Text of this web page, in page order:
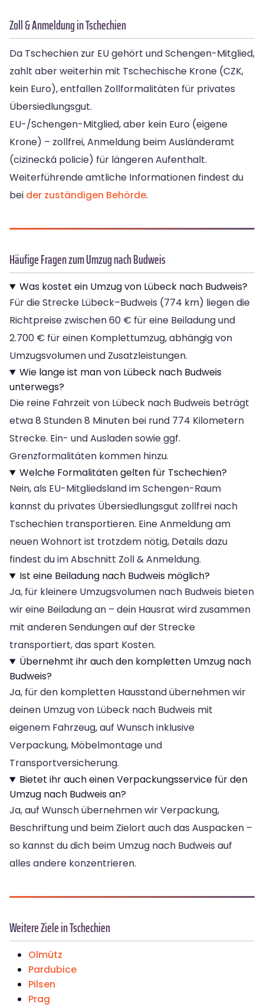
Zoll & Anmeldung in Tschechien
Da Tschechien zur EU gehört und Schengen-Mitglied,
zahlt aber weiterhin mit Tschechische Krone (CZK,
kein Euro), entfallen Zollformalitäten für privates
Übersiedlungsgut.
EU-/Schengen-Mitglied, aber kein Euro (eigene
Krone) – zollfrei, Anmeldung beim Ausländeramt
(cizinecká policie) für längeren Aufenthalt.
Weiterführende amtliche Informationen findest du
bei der zuständigen Behörde.
Häufige Fragen zum Umzug nach Budweis
Was kostet ein Umzug von Lübeck nach Budweis?
Für die Strecke Lübeck–Budweis (774 km) liegen die
Richtpreise zwischen 60 € für eine Beiladung und
2.700 € für einen Komplettumzug, abhängig von
Umzugsvolumen und Zusatzleistungen.
Wie lange ist man von Lübeck nach Budweis
unterwegs?
Die reine Fahrzeit von Lübeck nach Budweis beträgt
etwa 8 Stunden 8 Minuten bei rund 774 Kilometern
Strecke. Ein- und Ausladen sowie ggf.
Grenzformalitäten kommen hinzu.
Welche Formalitäten gelten für Tschechien?
Nein, als EU-Mitgliedsland im Schengen-Raum
kannst du privates Übersiedlungsgut zollfrei nach
Tschechien transportieren. Eine Anmeldung am
neuen Wohnort ist trotzdem nötig, Details dazu
findest du im Abschnitt Zoll & Anmeldung.
Ist eine Beiladung nach Budweis möglich?
Ja, für kleinere Umzugsvolumen nach Budweis bieten
wir eine Beiladung an – dein Hausrat wird zusammen
mit anderen Sendungen auf der Strecke
transportiert, das spart Kosten.
Übernehmt ihr auch den kompletten Umzug nach
Budweis?
Ja, für den kompletten Hausstand übernehmen wir
deinen Umzug von Lübeck nach Budweis mit
eigenem Fahrzeug, auf Wunsch inklusive
Verpackung, Möbelmontage und
Transportversicherung.
Bietet ihr auch einen Verpackungsservice für den
Umzug nach Budweis an?
Ja, auf Wunsch übernehmen wir Verpackung,
Beschriftung und beim Zielort auch das Auspacken –
so kannst du dich beim Umzug nach Budweis auf
alles andere konzentrieren.
Weitere Ziele in Tschechien
Olmütz
Pardubice
Pilsen
Prag